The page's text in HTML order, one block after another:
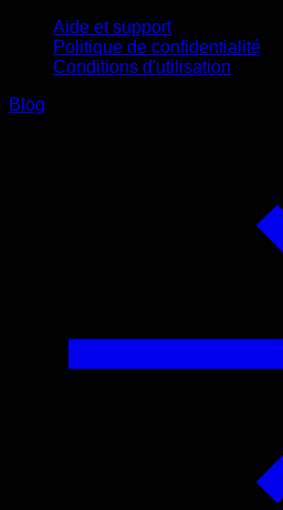
Aide et support
Politique de confidentialité
Conditions d'utilisation
Blog